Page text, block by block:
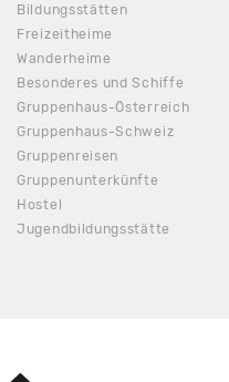
Bildungsstätten
Freizeitheime
Wanderheime
Besonderes und Schiffe
Gruppenhaus-Österreich
Gruppenhaus-Schweiz
Gruppenreisen
Gruppenunterkünfte
Hostel
Jugendbildungsstätte